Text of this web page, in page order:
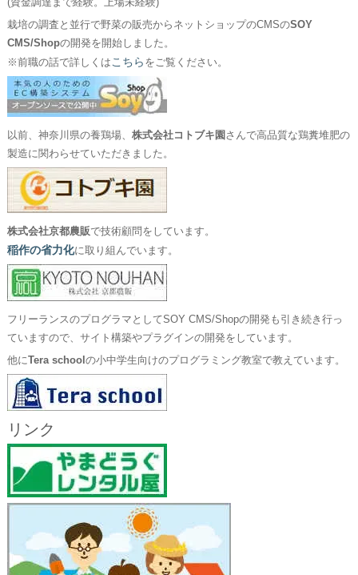
(資金調達まで経験。上場未経験)
栽培の調査と並行で野菜の販売からネットショップのCMSのSOY
CMS/Shopの開発を開始しました。
※前職の話で詳しくは こちら をご覧ください。
以前、神奈川県の養鶏場、 株式会社コトブキ園 さんで高品質な鶏糞堆肥の
製造に関わらせていただきました。
株式会社京都農販で技術顧問をしています。
稲作の省力化に取り組んでいます。
フリーランスのプログラマとしてSOY CMS/Shopの開発も引き続き行っ
ていますので、サイト構築やプラグインの開発をしています。
他にTera school の小中学生向けのプログラミング教室で教えています。
リンク